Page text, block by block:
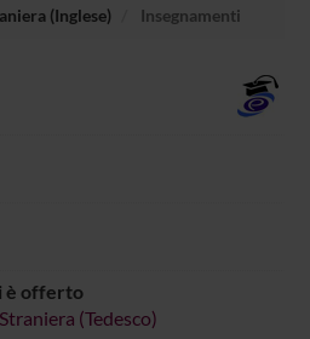
(Inglese)
Insegnamenti
è offerto
(Tedesco)